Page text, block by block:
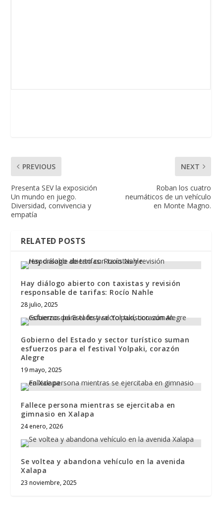
PREVIOUS
Presenta SEV la exposición
Un mundo en juego.
Diversidad, convivencia y
empatía
NEXT
Roban los cuatro
neumáticos de un vehículo
en Monte Magno.
RELATED POSTS
Hay diálogo abierto con taxistas y revisión
responsable de tarifas: Rocío Nahle
28 julio, 2025
Gobierno del Estado y sector turístico suman
esfuerzos para el festival Yolpaki, corazón
Alegre
19 mayo, 2025
Fallece persona mientras se ejercitaba en
gimnasio en Xalapa
24 enero, 2026
Se voltea y abandona vehículo en la avenida
Xalapa
23 noviembre, 2025